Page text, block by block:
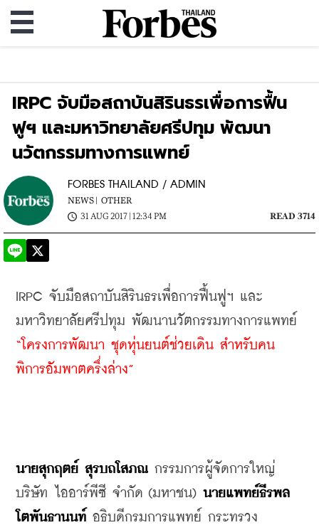
IRPC จับมือสถาบันสิรินธรเพื่อการฟื้น
ฟูฯ และมหาวิทยาลัยศรีปทุม พัฒนา
นวัตกรรมทางการแพทย์
FORBES THAILAND / ADMIN
NEWS |
OTHER
31 AUG 2017 | 12:34 PM
READ 3714
IRPC จับมือสถาบันสิรินธรเพื่อการฟื้นฟูฯ และ
“โครงการพัฒนา ชุดหุ่นยนต์ช่วยเดิน สำหรับคน
พิการอัมพาตครึ่งล่าง”
นายสุกฤตย์ สุรบถโสภณ กรรมการผู้จัดการใหญ่
บริษัท ไออาร์พีซี จำกัด (มหาชน) นายแพทย์ธีรพล
โตพันธานนท์ อธิบดีกรมการแพทย์ กระทรวง